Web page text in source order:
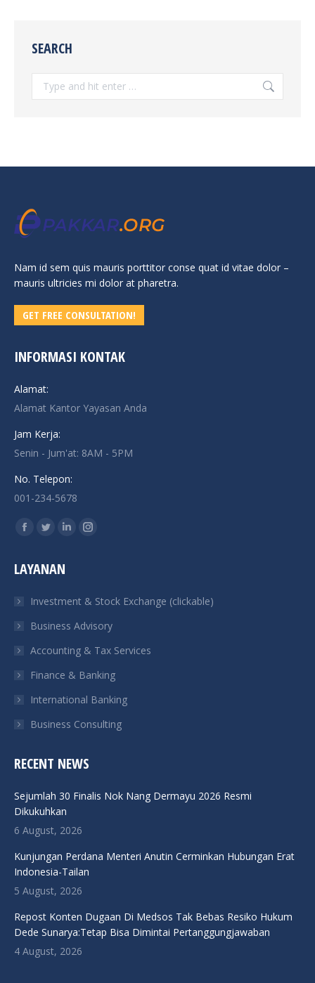
SEARCH
Search:
Nam id sem quis mauris porttitor conse quat id vitae dolor –
mauris ultricies mi dolor at pharetra.
GET FREE CONSULTATION!
INFORMASI KONTAK
Alamat:
Alamat Kantor Yayasan Anda
Jam Kerja:
Senin - Jum'at: 8AM - 5PM
No. Telepon:
001-234-5678
Find us on:
Facebook
opens
new
window
Twitter
opens
new
window
Linkedin
new
window
Instagram
new
window
LAYANAN
Investment & Stock Exchange (clickable)
Business Advisory
Accounting & Tax Services
Finance & Banking
International Banking
Business Consulting
RECENT NEWS
Sejumlah 30 Finalis Nok Nang Dermayu 2026 Resmi
Dikukuhkan
6 August, 2026
Kunjungan Perdana Menteri Anutin Cerminkan Hubungan Erat
Indonesia-Tailan
5 August, 2026
Repost Konten Dugaan Di Medsos Tak Bebas Resiko Hukum
Dede Sunarya:Tetap Bisa Dimintai Pertanggungjawaban
4 August, 2026